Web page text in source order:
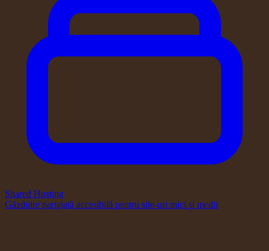
Shared Hosting
Găzduire partajată accesibilă pentru site-uri mici și medii